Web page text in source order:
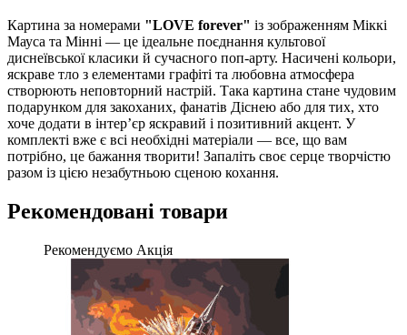
Картина за номерами "LOVE forever" із зображенням Міккі
Мауса та Мінні — це ідеальне поєднання культової
диснеївської класики й сучасного поп-арту. Насичені кольори,
яскраве тло з елементами графіті та любовна атмосфера
створюють неповторний настрій. Така картина стане чудовим
подарунком для закоханих, фанатів Діснею або для тих, хто
хоче додати в інтер’єр яскравий і позитивний акцент. У
комплекті вже є всі необхідні матеріали — все, що вам
потрібно, це бажання творити! Запаліть своє серце творчістю
разом із цією незабутньою сценою кохання.
Рекомендовані товари
Рекомендуємо Акція